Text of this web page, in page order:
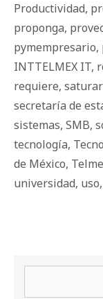
Productividad,
proponga,
pymempresario,
INTTELMEX IT,
requiere,
secretaría de
sistemas, SMB,
tecnología,
de México,
universidad, uso,